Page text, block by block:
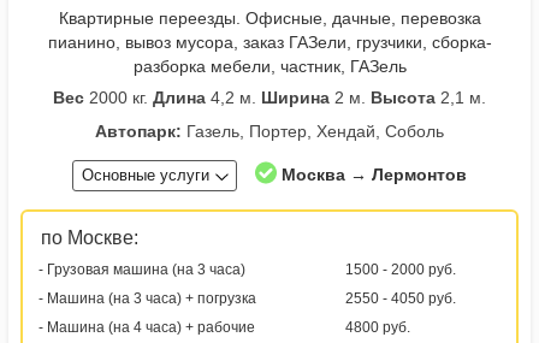
Квартирные переезды. Офисные, дачные, перевозка
пианино, вывоз мусора, заказ ГАЗели, грузчики, сборка-
разборка мебели, частник, ГАЗель
Вес 2000 кг. Длина 4,2 м. Ширина 2 м. Высота 2,1 м.
Автопарк: Газель, Портер, Хендай, Соболь
Основные услуги Москва → Лермонтов
по Москве:
- Грузовая машина (на 3 часа)
1500 - 2000 руб.
- Машина (на 3 часа) + погрузка
2550 - 4050 руб.
- Машина (на 4 часа) + рабочие
4800 руб.